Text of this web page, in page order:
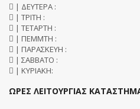
| ΔΕΥΤΕΡΑ :
| ΤΡΙΤΗ :
| ΤΕΤΑΡΤΗ :
| ΠΕΜΜΤΗ :
| ΠΑΡΑΣΚΕΥΗ :
| ΣΑΒΒΑΤΟ :
| ΚΥΡΙΑΚΗ:
ΩΡΕΣ ΛΕΙΤΟΥΡΓΙΑΣ